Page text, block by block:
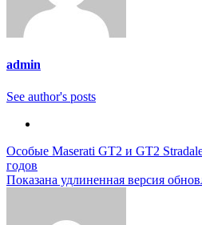
admin
See author's posts
Навигация
по
Особые Maserati GT2 и GT2
годов
Показана удлиненная версия